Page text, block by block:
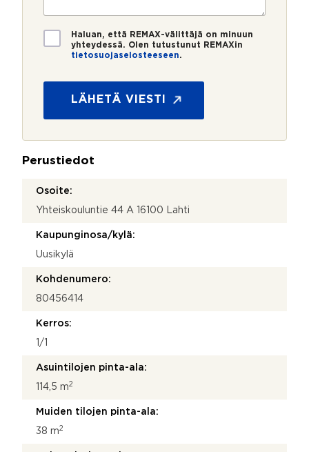
o
*
i
*
T
i
o
*
Haluan, että REMAX-välittäjä on minuun
yhteydessä. Olen tutustunut REMAXin
tietosuojaselosteeseen.
LÄHETÄ VIESTI
Perustiedot
Osoite:
Yhteiskouluntie 44 A 16100 Lahti
Kaupunginosa/kylä:
Uusikylä
Kohdenumero:
80456414
Kerros:
1/1
Asuintilojen pinta-ala:
114,5 m2
Muiden tilojen pinta-ala:
38 m2